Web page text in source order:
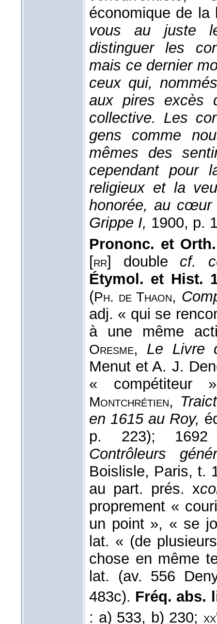
économique de
vous au juste
distinguer les
mais ce dernier
ceux qui,
aux pires excès
collective. Les
gens comme
mêmes des
cependant pour
religieux et la
honorée, au
Grippe I, 1900, p.
Prononc. et
[rr] double cf.
Étymol. et Hist.
(Ph. de Thaon,
adj. « qui se
à une même
Oresme, Le Livre
Menut et A. J.
« compétiteur
Montchrétien,
en 1615 au Roy,
p. 223);
Contrôleurs
Boislisle, Paris, t.
au part. prés. x
proprement «
un point », « se
lat. « (de
chose en même
lat. (av. 556
483c). Fréq. abs.
: a) 533, b) 230; xx